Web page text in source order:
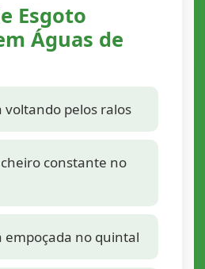
Esgoto
Águas de
voltando pelos ralos
constante no
empoçada no quintal